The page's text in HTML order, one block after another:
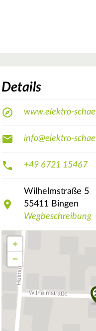
Details
www.elektro-
info@elektro-
+49 6721 15467
Wilhelmstraße 5
55411 Bingen
Wegbeschreibung
+
−